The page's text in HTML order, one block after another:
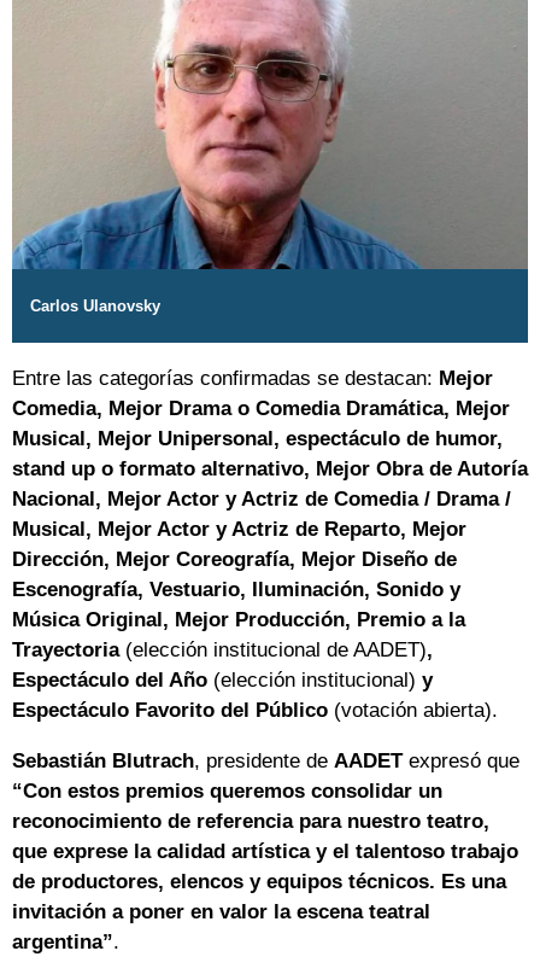
Carlos Ulanovsky
Entre las categorías confirmadas se destacan: Mejor
Comedia, Mejor Drama o Comedia Dramática, Mejor
Musical, Mejor Unipersonal, espectáculo de humor,
stand up o formato alternativo, Mejor Obra de Autoría
Nacional, Mejor Actor y Actriz de Comedia / Drama /
Musical, Mejor Actor y Actriz de Reparto, Mejor
Dirección, Mejor Coreografía, Mejor Diseño de
Escenografía, Vestuario, Iluminación, Sonido y
Música Original, Mejor Producción, Premio a la
Trayectoria(elección institucional de AADET),
Espectáculo del Año (elección institucional) y
Espectáculo Favorito del Público (votación abierta).
Sebastián Blutrach, presidente de AADETexpresó que
“Con estos premios queremos consolidar un
reconocimiento de referencia para nuestro teatro,
que exprese la calidad artística y el talentoso trabajo
de productores, elencos y equipos técnicos. Es una
invitación a poner en valor la escena teatral
argentina”.